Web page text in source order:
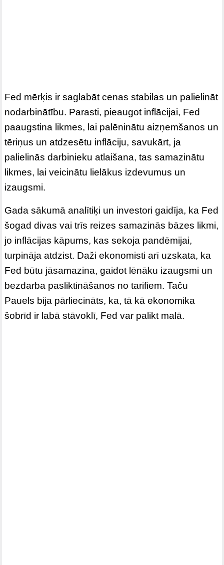
Fed mērķis ir saglabāt cenas stabilas un palielināt
nodarbinātību. Parasti, pieaugot inflācijai, Fed
paaugstina likmes, lai palēninātu aizņemšanos un
tēriņus un atdzesētu inflāciju, savukārt, ja
palielinās darbinieku atlaišana, tas samazinātu
likmes, lai veicinātu lielākus izdevumus un
izaugsmi.
Gada sākumā analītiķi un investori gaidīja, ka Fed
šogad divas vai trīs reizes samazinās bāzes likmi,
jo inflācijas kāpums, kas sekoja pandēmijai,
turpināja atdzist. Daži ekonomisti arī uzskata, ka
Fed būtu jāsamazina, gaidot lēnāku izaugsmi un
bezdarba pasliktināšanos no tarifiem. Taču
Pauels bija pārliecināts, ka, tā kā ekonomika
šobrīd ir labā stāvoklī, Fed var palikt malā.